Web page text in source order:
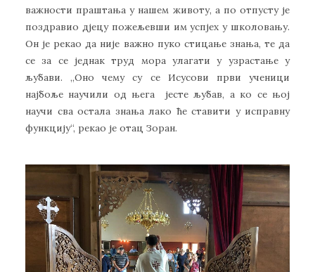
важности праштања у нашем животу, а по отпусту је
поздравио дјецу пожељевши им успјех у школовању.
Он је рекао да није важно пуко стицање знања, те да
се за се једнак труд мора улагати у узрастање у
љубави. „Оно чему су се Исусови први ученици
најбоље научили од њега јесте љубав, а ко се њој
научи сва остала знања лако ће ставити у исправну
функцију“, рекао је отац Зоран.